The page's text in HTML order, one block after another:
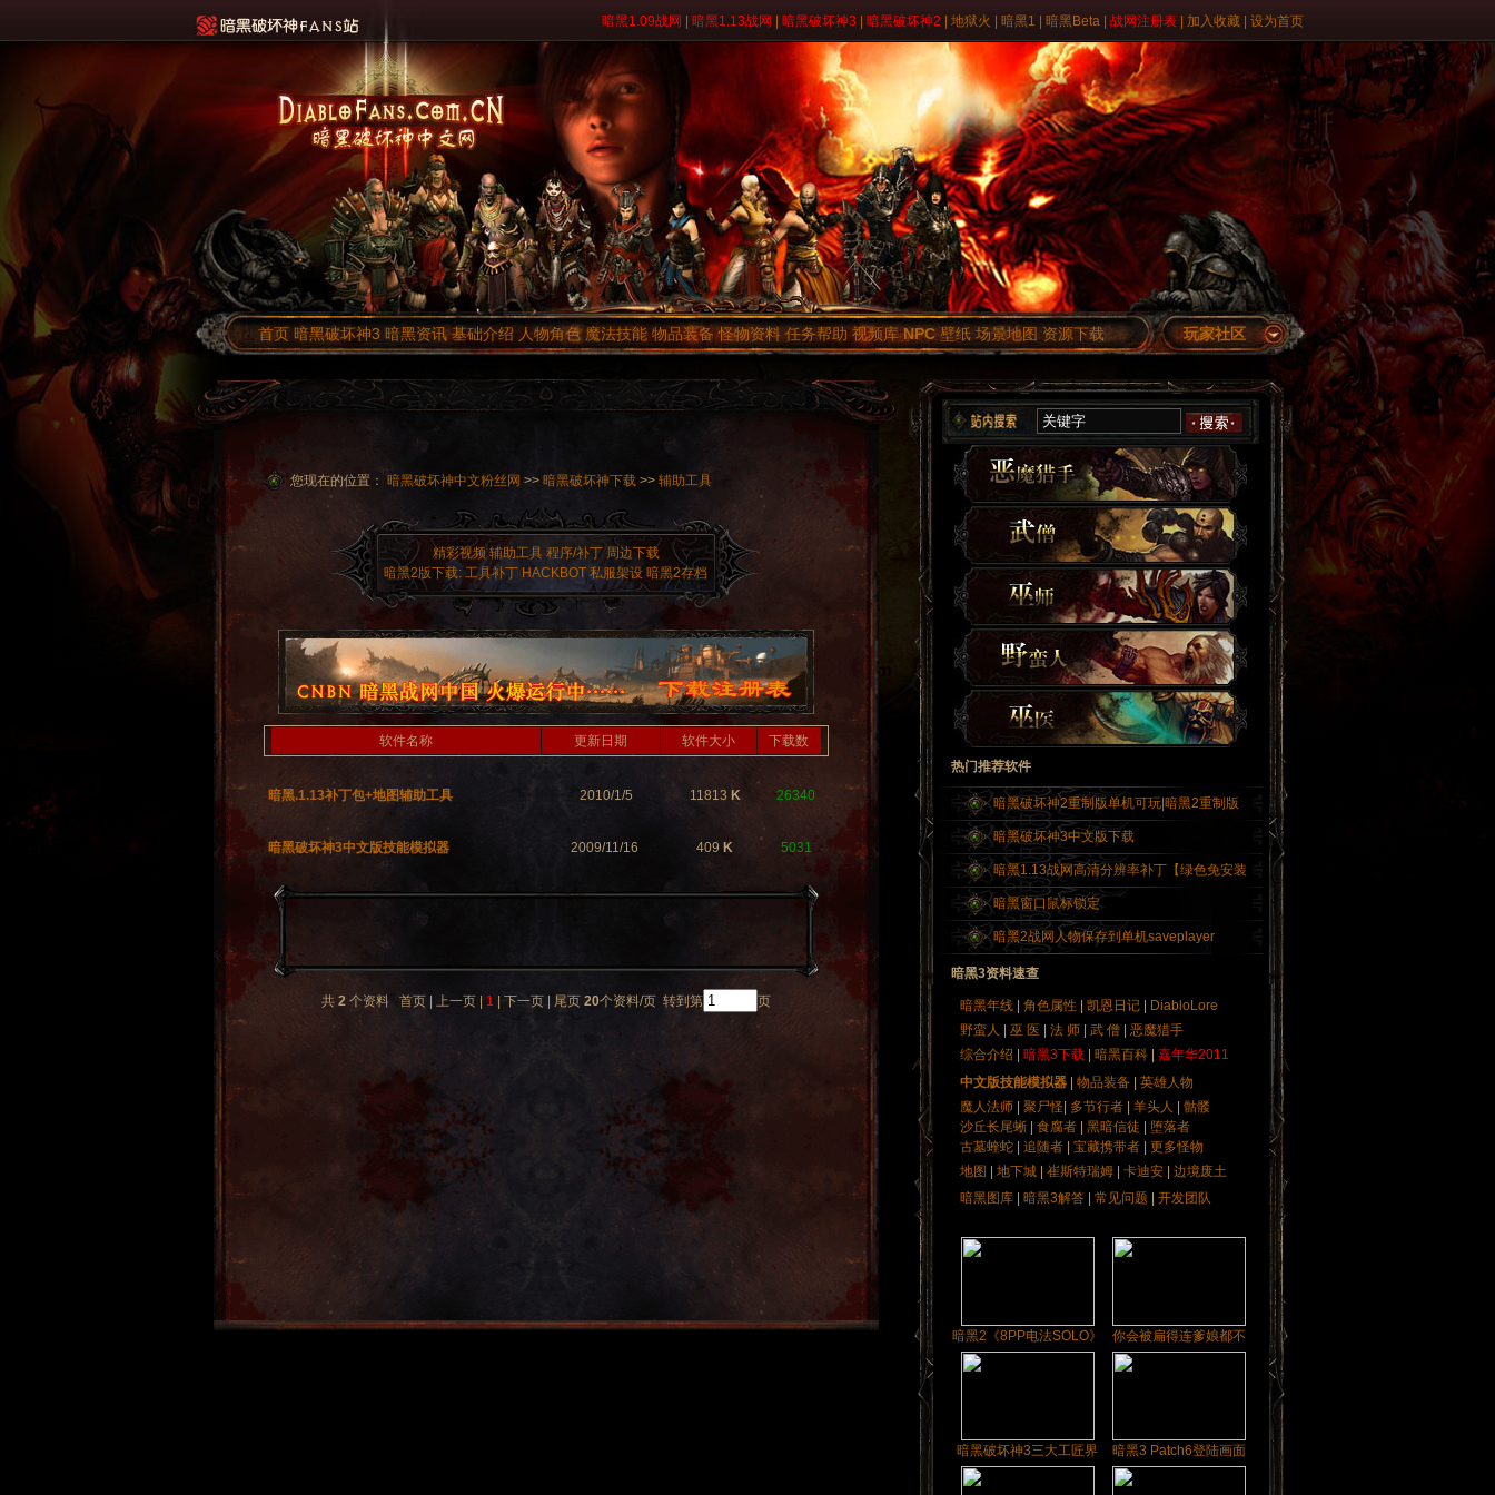
暗黑1.09战网 暗黑1.13战网 暗黑破坏神3 暗黑破坏神2 地狱火 暗黑1 暗黑Beta 战网注册表 加入收藏 设为首页
首页 暗黑破坏神3 暗黑资讯基础介绍 人物角色魔法技能物品装备怪物资料任务帮助 视频库NPC 壁纸 场景地图 资源下载 玩家社区
您现在的位置： 暗黑破坏神中文粉丝网 >> 暗黑破坏神下载>> 辅助工具
精彩视频 辅助工具 程序/补丁 周边下载
暗黑2版下载: 工具补丁 HACKBOT 私服架设 暗黑2存档
软件名称 更新日期 软件大小 下载数
暗黑.1.13补丁包+地图辅助工具 2010/1/5 11813 K 26340
暗黑破坏神3中文版技能模拟器 2009/11/16 409 K 5031
共 2个资料 首页 | 上一页 | 1 | 下一页 | 尾页 20个资料/页 转到第 页
热门推荐软件
暗黑破坏神2重制版单机可玩|暗黑2重制版
暗黑破坏神3中文版下载
暗黑1.13战网高清分辨率补丁【绿色免安装
暗黑窗口鼠标锁定
暗黑2战网人物保存到单机saveplayer
暗黑3资料速查
暗黑年线 角色属性 凯恩日记
DiabloLore
野蛮人
巫 医 法 师 武 僧
恶魔猎手
综合介绍
暗黑3下载 暗黑百科
嘉年华2011
中文版技能模拟器
物品装备
英雄人物
魔人法师
聚尸怪 多节行者 羊头人
骷髅
沙丘长尾蜥
食腐者 黑暗信徒
堕落者
古墓蝰蛇
追随者 宝藏携带者
更多怪物
地图
地下城 崔斯特瑞姆 卡迪安
边境废土
暗黑图库
暗黑3解答 常见问题 开发团队
暗黑2《8PP电法SOLO》 你会被扁得连爹娘都不
暗黑破坏神3三大工匠界 暗黑3 Patch6登陆画面